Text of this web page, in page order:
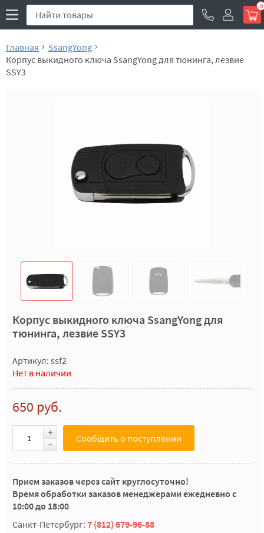
0
Главная
SsangYong
Корпус выкидного ключа SsangYong для тюнинга, лезвие
SSY3
Корпус выкидного ключа SsangYong для
тюнинга, лезвие SSY3
Артикул: ssf2
Нет в наличии
650 руб.
Сообщить о поступлении
Прием заказов через сайт круглосуточно!
Время обработки заказов менеджерами ежедневно с
10:00 до 18:00
Санкт-Петербург: 7 (812) 679-96-88